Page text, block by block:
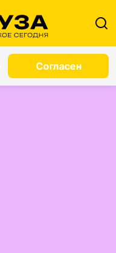
Согласен